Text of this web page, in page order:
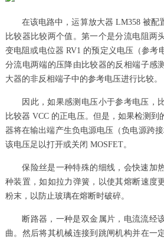
在该电路中，运算放大器 LM358 被配
比较器比较两个值。第一个是分流电阻两
变电阻或电位器 RV1 的预定义电压（参考
分流电两端的压降由比较器的反相端子感
大器的非反相端子中的参考电压进行比较。
因此，如果感测电压小于参考电压，
比较器 VCC 的正电压。但是，如果检测到
器将在输出端产生负电源电压（负电源跨
该电压足以打开或关闭 MOSFET。
保险丝是一种特殊的细线，会快速加
种装置，如如拉力弹簧，以使其熔断速度
粉末，以防止玻璃在熔断时破碎。
断路器，一种是双金属片，电流流经
曲。然后将其机械连接到跳闸机构并在一